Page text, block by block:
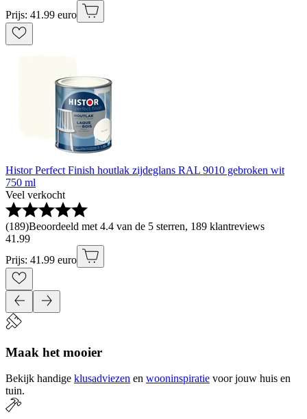
Prijs: 41.99 euro
Histor Perfect Finish houtlak zijdeglans RAL 9010 gebroken wit
750 ml
Veel verkocht
(189)Beoordeeld met 4.4 van de 5 sterren, 189 klantreviews
41 .99
Prijs: 41.99 euro
Maak het mooier
Bekijk handige klusadviezen en wooninspiratie voor jouw huis en
tuin.